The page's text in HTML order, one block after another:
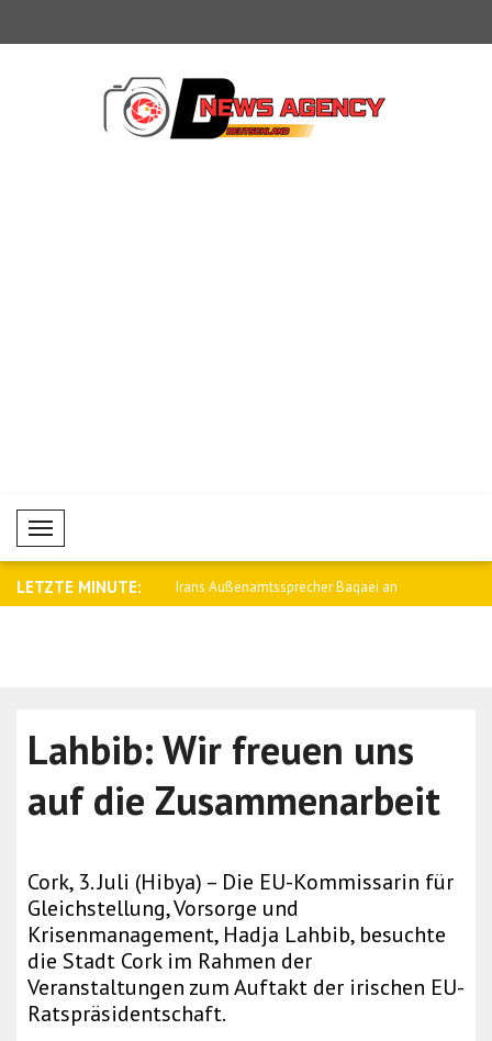
Mobil Menü
LETZTE MINUTE:
Baqaei an Saar: Wir werden die Beziehungen zu
Lahbib: Wir freuen uns
auf die Zusammenarbeit
Cork, 3. Juli (Hibya) – Die EU-Kommissarin für
Gleichstellung, Vorsorge und
Krisenmanagement, Hadja Lahbib, besuchte
die Stadt Cork im Rahmen der
Veranstaltungen zum Auftakt der irischen EU-
Ratspräsidentschaft.